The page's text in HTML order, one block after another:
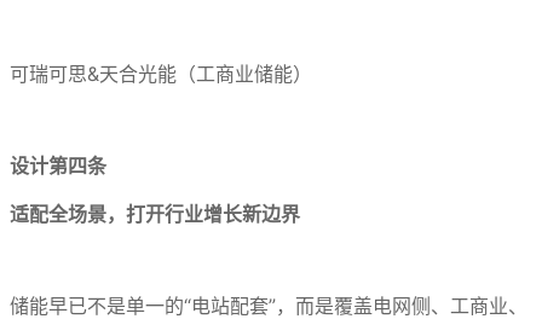
可瑞可思&天合光能（工商业储能）
设计第四条
适配全场景，打开行业增长新边界
储能早已不是单一的“电站配套”，而是覆盖电网侧、工商业、